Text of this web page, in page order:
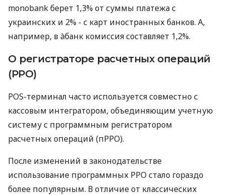
monobank берет 1,3% от суммы платежа с
украинских и 2% - с карт иностранных банков. А,
например, в àбанк комиссия составляет 1,2%.
О регистраторе расчетных операций
(РРО)
POS-терминал часто используется совместно с
кассовым интегратором, объединяющим учетную
систему с программным регистратором
расчетных операций (пРРО).
После изменений в законодательстве
использование программных РРО стало гораздо
более популярным. В отличие от классических